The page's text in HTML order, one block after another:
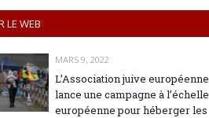
LE WEB
MARS 9, 2022
L’Association juive européenne
lance une campagne à l’échelle
européenne pour héberger les